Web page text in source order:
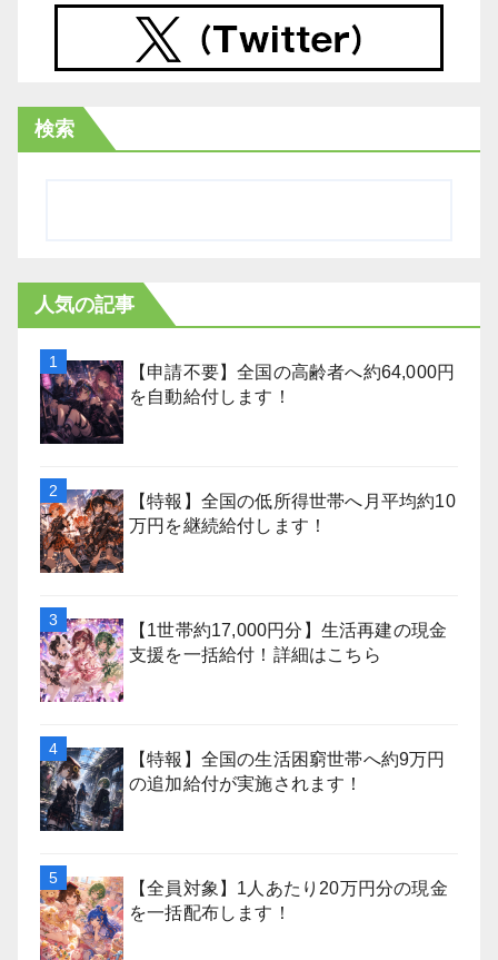
検索
人気の記事
【申請不要】全国の高齢者へ約64,000円
を自動給付します！
【特報】全国の低所得世帯へ月平均約10
万円を継続給付します！
【1世帯約17,000円分】生活再建の現金
支援を一括給付！詳細はこちら
【特報】全国の生活困窮世帯へ約9万円
の追加給付が実施されます！
【全員対象】1人あたり20万円分の現金
を一括配布します！